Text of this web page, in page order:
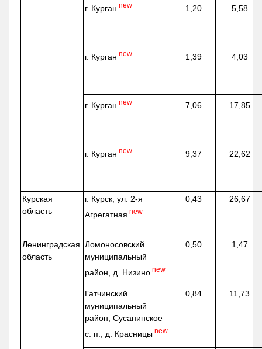
г. Курган new 1,20 5,58
г. Курган new 1,39 4,03
г. Курган new 7,06 17,85
г. Курган new 9,37 22,62
Курская
область
г. Курск, ул. 2-я
Агрегатная new
0,43 26,67
Ленинградская
область
Ломоносовский
муниципальный
район, д. Низино new
0,50 1,47
Гатчинский
муниципальный
район, Сусанинское
с. п., д. Красницы new
0,84 11,73